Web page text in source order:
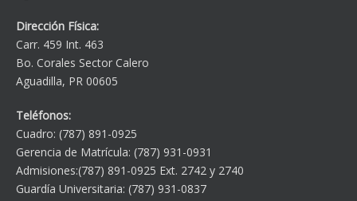
Dirección Física:
Carr. 459 Int. 463
Bo. Corales Sector Calero
Aguadilla, PR 00605
Teléfonos:
Cuadro: (787) 891-0925
Gerencia de Matrícula: (787) 931-0931
Admisiones:(787) 891-0925 Ext. 2742 y 2740
Guardía Universitaria: (787) 931-0837